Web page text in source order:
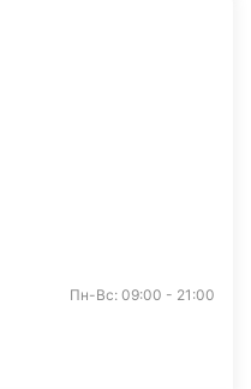
Пн-Вс: 09:00 - 21:00